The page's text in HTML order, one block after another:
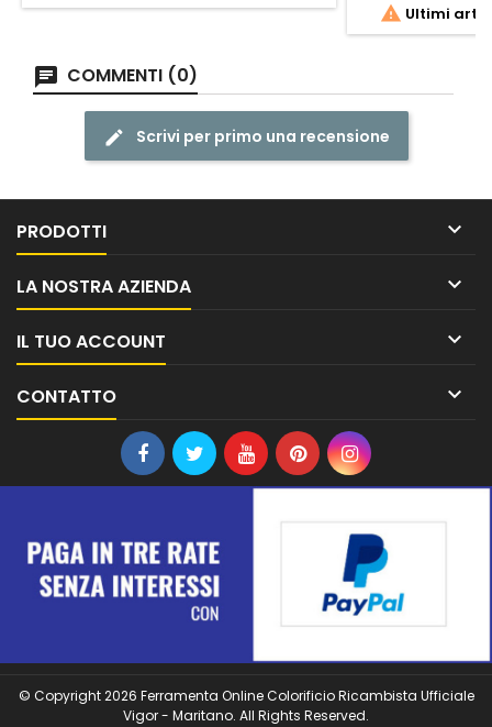
 Ultimi
COMMENTI (0)
Scrivi per primo una recensione
PRODOTTI 
LA NOSTRA AZIENDA 
IL TUO ACCOUNT 
CONTATTO 
© Copyright 2026 Ferramenta Online Colorificio Ricambista Ufficiale
Vigor - Maritano. All Rights Reserved.